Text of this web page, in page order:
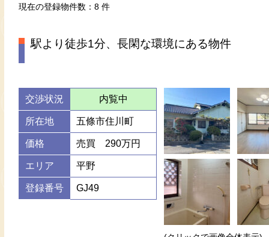
現在の登録物件数：8 件
駅より徒歩1分、長閑な環境にある物件
交渉状況 内覧中
所在地 五條市住川町
価格 売買 290万円
エリア 平野
登録番号 GJ49